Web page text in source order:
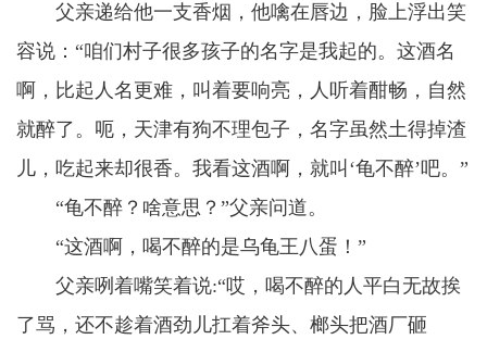
父亲递给他一支香烟，他噙在唇边，脸上浮出笑
容说：“咱们村子很多孩子的名字是我起的。这酒名
啊，比起人名更难，叫着要响亮，人听着酣畅，自然
就醉了。呃，天津有狗不理包子，名字虽然土得掉渣
儿，吃起来却很香。我看这酒啊，就叫‘龟不醉’吧。”
“龟不醉？啥意思？”父亲问道。
“这酒啊，喝不醉的是乌龟王八蛋！”
父亲咧着嘴笑着说:“哎，喝不醉的人平白无故挨
了骂，还不趁着酒劲儿扛着斧头、榔头把酒厂砸